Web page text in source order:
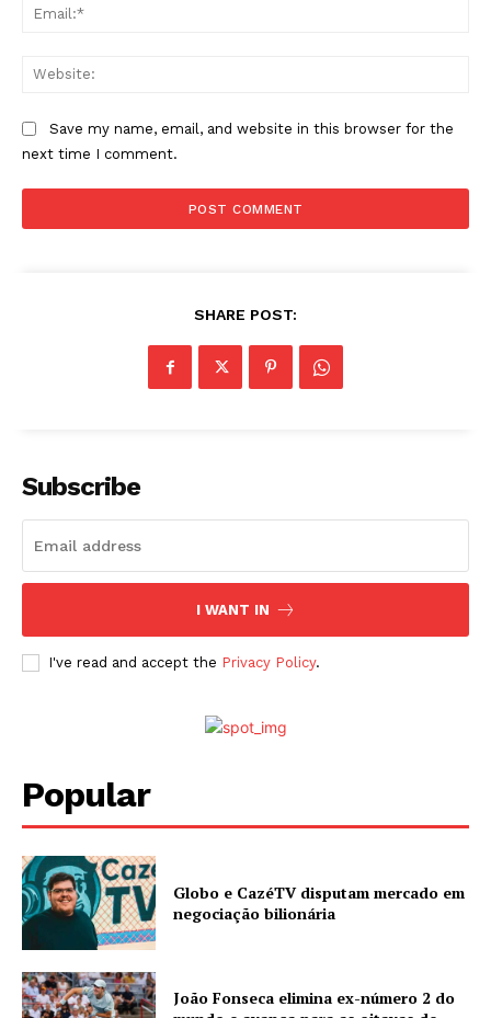
Save my name, email, and website in this browser for the
next time I comment.
SHARE POST:
Subscribe
I WANT IN
I've read and accept the Privacy Policy.
Popular
Globo e CazéTV disputam mercado em
negociação bilionária
João Fonseca elimina ex-número 2 do